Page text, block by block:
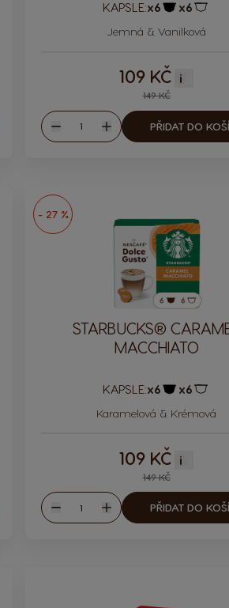
KAPSLE:x6 x6
Jemná & Vanilková
149 KČ
109 KČ i
Množství
Zvýšit
PŘIDAT DO
- 27 %
STARBUCKS®
MACCHIATO
KAPSLE:x6 x6
Karamelová & Krémová
149 KČ
109 KČ i
Množství
Zvýšit
PŘIDAT DO